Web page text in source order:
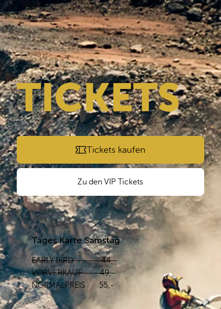
TICKETS
Tickets kaufen
Zu den VIP Tickets
Tages Karte Samstag
EARLY BIRD 44,-
VORVERKAUF 49,-
NORMALPREIS 55,-